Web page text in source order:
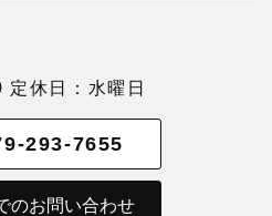
休日：水曜日
293-7655
のお問い合わせ